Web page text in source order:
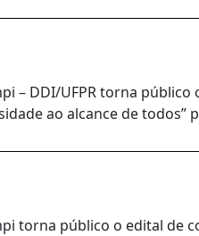
– DDI/UFPR torna
ao alcance de todos”
torna público o edital de